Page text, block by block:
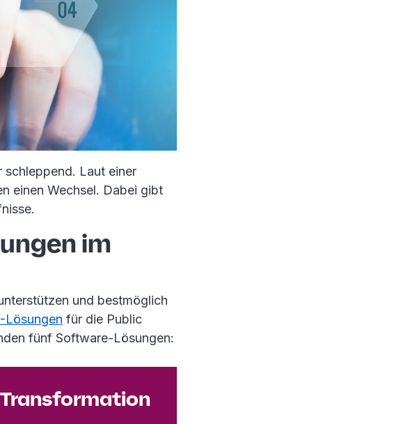
schleppend. Laut einer
einen Wechsel. Dabei gibt
im
und bestmöglich
Lösungen für die Public
fünf Software-Lösungen: